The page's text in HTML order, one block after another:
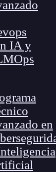
IA y
en